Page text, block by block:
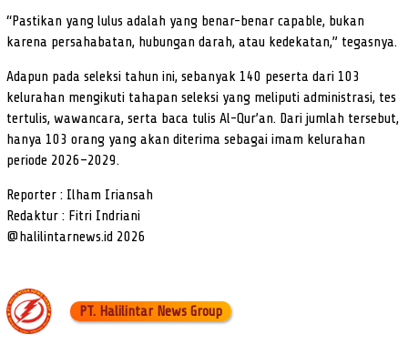
“Pastikan yang lulus adalah yang benar-benar capable, bukan
karena persahabatan, hubungan darah, atau kedekatan,” tegasnya.
Adapun pada seleksi tahun ini, sebanyak 140 peserta dari 103
kelurahan mengikuti tahapan seleksi yang meliputi administrasi, tes
tertulis, wawancara, serta baca tulis Al-Qur’an. Dari jumlah tersebut,
hanya 103 orang yang akan diterima sebagai imam kelurahan
periode 2026–2029.
Reporter : Ilham Iriansah
Redaktur : Fitri Indriani
@halilintarnews.id 2026
PT. Halilintar News Group